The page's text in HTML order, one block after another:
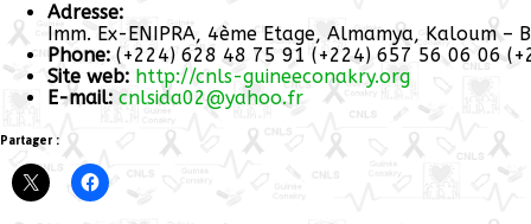
Adresse:
Imm. Ex-ENIPRA, 4ème Etage, Almamya, Kaloum –
Phone: (+224) 628 48 75 91 (+224) 657 56 06 06
Site web: http://cnls-guineeconakry.org
E-mail: cnlsida02@yahoo.fr
Partager :